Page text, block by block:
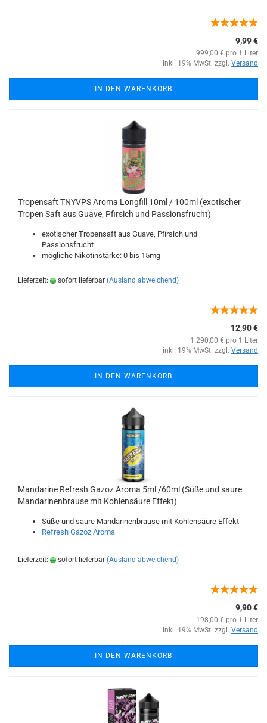
9,99 €
999,00 € pro 1 Liter
inkl. 19% MwSt. zzgl. Versand
IN DEN WARENKORB
Tropensaft TNYVPS Aroma Longfill 10ml / 100ml (exotischer
Tropen Saft aus Guave, Pfirsich und Passionsfrucht)
exotischer Tropensaft aus Guave, Pfirsich und
Passionsfrucht
mögliche Nikotinstärke: 0 bis 15mg
Lieferzeit: sofort lieferbar (Ausland abweichend)
12,90 €
1.290,00 € pro 1 Liter
inkl. 19% MwSt. zzgl. Versand
IN DEN WARENKORB
Mandarine Refresh Gazoz Aroma 5ml /60ml (Süße und saure
Mandarinenbrause mit Kohlensäure Effekt)
Süße und saure Mandarinenbrause mit Kohlensäure Effekt
Refresh Gazoz Aroma
Lieferzeit: sofort lieferbar (Ausland abweichend)
9,90 €
198,00 € pro 1 Liter
inkl. 19% MwSt. zzgl. Versand
IN DEN WARENKORB